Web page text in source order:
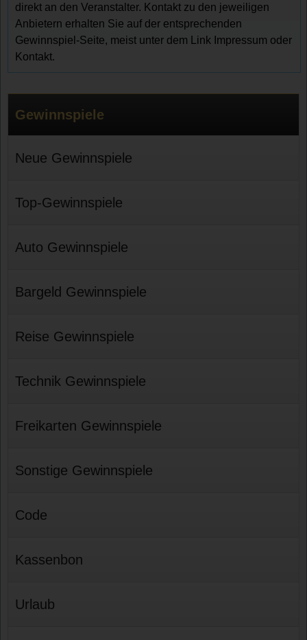
direkt an den Veranstalter. Kontakt zu den jeweiligen
Anbietern erhalten Sie auf der entsprechenden
Gewinnspiel-Seite, meist unter dem Link Impressum oder
Kontakt.
Gewinnspiele
Neue Gewinnspiele
Top-Gewinnspiele
Auto Gewinnspiele
Bargeld Gewinnspiele
Reise Gewinnspiele
Technik Gewinnspiele
Freikarten Gewinnspiele
Sonstige Gewinnspiele
Code
Kassenbon
Urlaub